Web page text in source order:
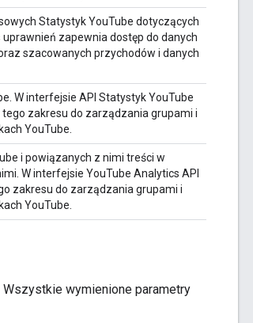
Statystyk YouTube dotyczących
zapewnia dostęp do danych
szacowanych przychodów i danych
W interfejsie API Statystyk YouTube
tego zakresu do zarządzania grupami i
YouTube.
i powiązanych z nimi treści w
W interfejsie YouTube Analytics API
zakresu do zarządzania grupami i
YouTube.
wymienione parametry